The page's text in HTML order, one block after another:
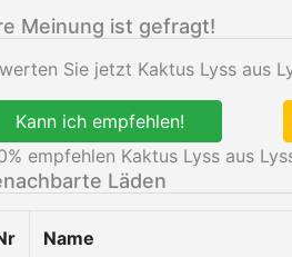
Meinung ist gefragt!
Sie jetzt Kaktus Lyss aus
Kann ich empfehlen!
% empfehlen Kaktus Lyss aus
Läden
Name